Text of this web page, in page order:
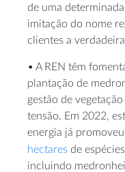
de uma
imitação do nome
clientes a
• A REN têm
plantação de
gestão de
tensão. Em 2022,
energia já
hectares de
incluindo